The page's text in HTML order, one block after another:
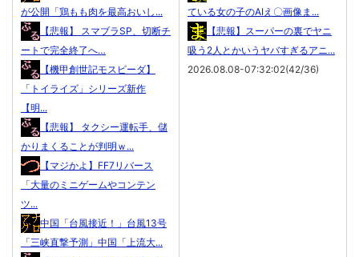
が公開「鶏もも肉を最高おいし...
【悲報】 スマブラSP、切断チ
ートで完全終了へ…
【機甲創世記モスピーダ】
「トイライズ」シリーズ新作
【明...
【悲報】 タクシー運転手、儲
かりまくることが判明ｗ...
【マジかよ】FF7リバース
「大量のミニゲームやコンテン
ツ...
中国「台風接近！」台風13号
「三峡直撃予測」中国「上流大...
ている女の子のAIえ〇画像ま...
【悲報】スーパーの裏でヤニ
吸う2人とかいうヤバすぎるアニ...
2026.08.08-07:32:02(42/36)